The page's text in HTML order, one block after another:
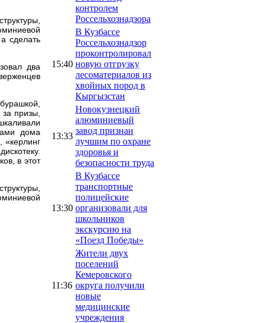
сделать
два
призы,
дома
«керлинг
в этот
контролем
Россельхознадзора
15:40
В Кузбассе
Россельхознадзор
проконтролировал
новую отгрузку
лесоматериалов из
хвойных пород в
Кыргызстан
13:33
Новокузнецкий
алюминиевый
завод признан
лучшим по охране
здоровья и
безопасности труда
13:30
В Кузбассе
транспортные
полицейские
организовали для
школьников
экскурсию на
«Поезд Победы»
11:36
Жители двух
поселений
Кемеровского
округа получили
новые
медицинские
учреждения